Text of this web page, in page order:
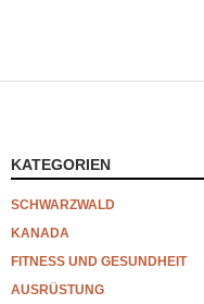
KATEGORIEN
SCHWARZWALD
KANADA
FITNESS UND GESUNDHEIT
AUSRÜSTUNG